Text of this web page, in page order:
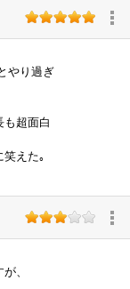
やり過ぎ
も超面白
えた｡
、